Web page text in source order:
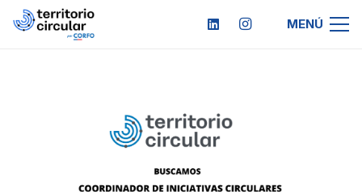
MENÚ